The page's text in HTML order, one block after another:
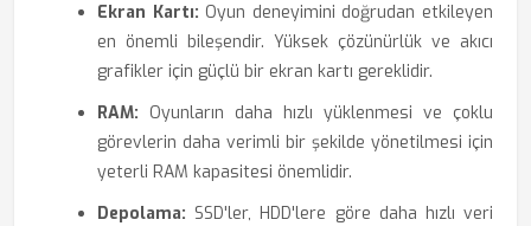
Ekran Kartı: Oyun deneyimini doğrudan etkileyen
en önemli bileşendir. Yüksek çözünürlük ve akıcı
grafikler için güçlü bir ekran kartı gereklidir.
RAM: Oyunların daha hızlı yüklenmesi ve çoklu
görevlerin daha verimli bir şekilde yönetilmesi için
yeterli RAM kapasitesi önemlidir.
Depolama: SSD'ler, HDD'lere göre daha hızlı veri